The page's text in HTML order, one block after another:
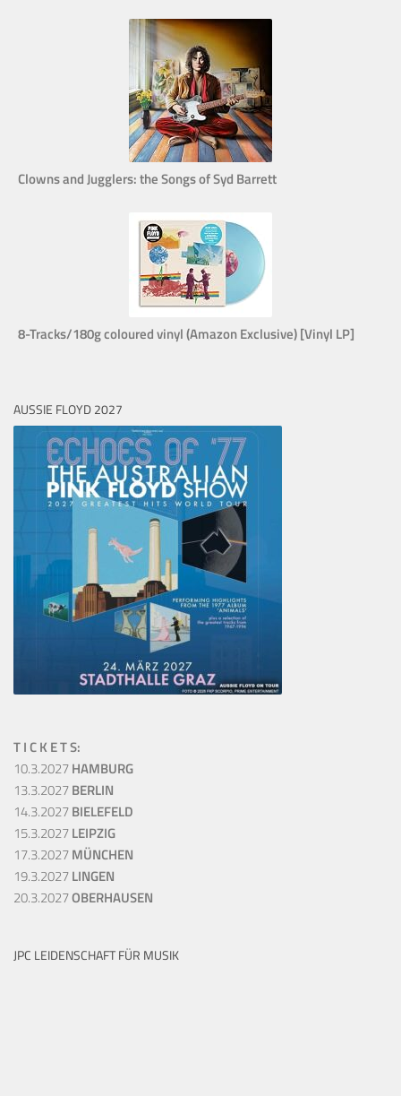
Clowns and Jugglers: the Songs of Syd Barrett
8-Tracks/180g coloured vinyl (Amazon Exclusive) [Vinyl LP]
AUSSIE FLOYD 2027
T I C K E T S:
10.3.2027HAMBURG
13.3.2027BERLIN
14.3.2027BIELEFELD
15.3.2027LEIPZIG
17.3.2027MÜNCHEN
19.3.2027LINGEN
20.3.2027OBERHAUSEN
JPC LEIDENSCHAFT FÜR MUSIK